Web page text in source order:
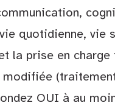
quotidienne, vie
la prise en charge
modifiée
OUI à au